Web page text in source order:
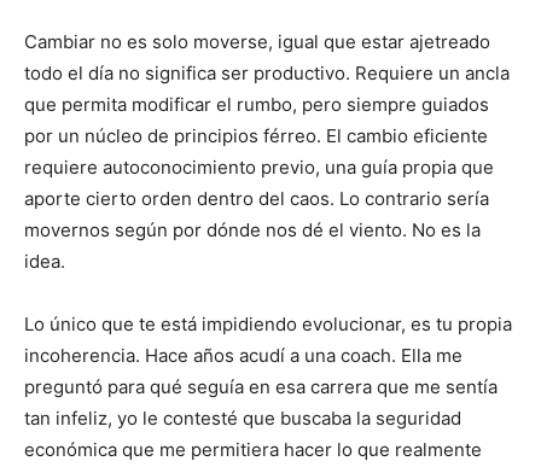
Cambiar no es solo moverse, igual que estar ajetreado
todo el día no significa ser productivo. Requiere un ancla
que permita modificar el rumbo, pero siempre guiados
por un núcleo de principios férreo. El cambio eficiente
requiere autoconocimiento previo, una guía propia que
aporte cierto orden dentro del caos. Lo contrario sería
movernos según por dónde nos dé el viento. No es la
idea.
Lo único que te está impidiendo evolucionar, es tu propia
incoherencia. Hace años acudí a una coach. Ella me
preguntó para qué seguía en esa carrera que me sentía
tan infeliz, yo le contesté que buscaba la seguridad
económica que me permitiera hacer lo que realmente